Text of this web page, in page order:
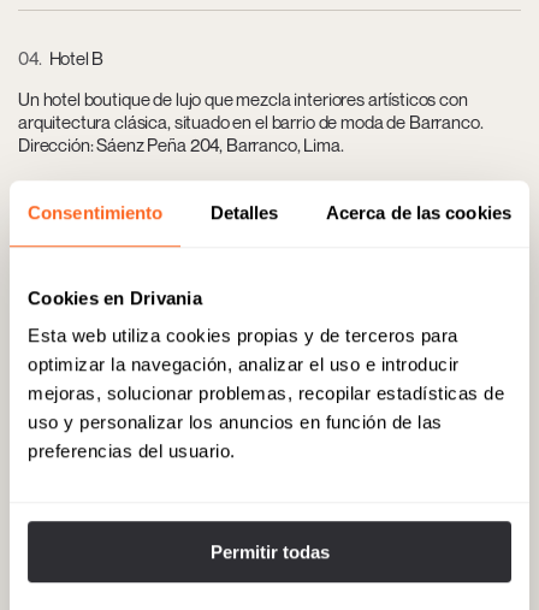
Consentimiento Detalles Acerca de las cookies
Cookies en Drivania
Esta web utiliza cookies propias y de terceros para
optimizar la navegación, analizar el uso e introducir
mejoras, solucionar problemas, recopilar estadísticas de
uso y personalizar los anuncios en función de las
preferencias del usuario.
Permitir todas
04 Hotel B
Un hotel boutique de lujo que mezcla interiores artísticos con
arquitectura clásica, situado en el barrio de moda de Barranco.
Dirección: Sáenz Peña 204, Barranco, Lima.
05 Huaca Pucllana
también alberga un restaurante de alta cocina con vistas a las
antiguas ruinas pre-incas. Dirección: General Borgoño cuadra 8,
06 MALI - Museo de Arte de Lima